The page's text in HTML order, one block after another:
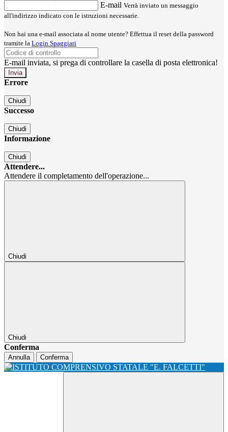
E-mail Verrà inviato un messaggio
all'indirizzo indicato con le istruzioni necessarie.
Non hai una e-mail associata al nome utente? Effettua il reset della password
tramite la Login Spaggiari
E-mail inviata, si prega di controllare la casella di posta elettronica!
Errore
Chiudi
Successo
Chiudi
Informazione
Chiudi
Attendere...
Attendere il completamento dell'operazione...
Chiudi
Chiudi
Conferma
Annulla Conferma